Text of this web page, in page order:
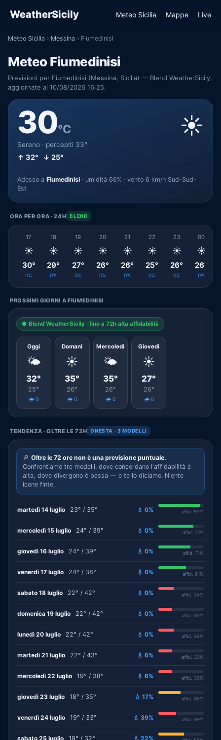
WeatherSicily Meteo Sicilia Mappe Live
Meteo Sicilia › Messina › Fiumedinisi
Meteo Fiumedinisi
Previsioni per Fiumedinisi (Messina, Sicilia) — Blend WeatherSicily,
aggiornate al 10/08/2026 16:25.
30°C
Sereno · percepiti 33°
↑ 32° ↓ 25°
☀️
Adesso a Fiumedinisi · umidità 66% · vento 6 km/h Sud-Sud-
Est
ORA PER ORA · 24H BLEND
17
☀️
30°
0%
18
☀️
29°
0%
19
☀️
27°
0%
20
☀️
26°
0%
21
☀️
26°
0%
22
☀️
25°
0%
23
☀️
26°
0%
00
☀️
26°
0%
PROSSIMI GIORNI A FIUMEDINISI
● Blend WeatherSicily · fino a 72h alta affidabilità
Oggi
🌤️
32°
25°
🌧️ 0
Domani
☀️
35°
26°
🌧️ 0
Mercoledì
🌤️
35°
26°
🌧️ 0
Giovedì
☀️
27°
26°
🌧️ 0
TENDENZA · OLTRE LE 72H ONESTA · 3 MODELLI
🔎 Oltre le 72 ore non è una previsione puntuale.
Confrontiamo tre modelli: dove concordano l'affidabilità è
alta, dove divergono è bassa — e te lo diciamo. Niente
icone finte.
martedì 14 luglio 23° / 35° 💧 0% affid. 92%
mercoledì 15 luglio 24° / 39° 💧 0% affid. 77%
giovedì 16 luglio 24° / 39° 💧 0% affid. 71%
venerdì 17 luglio 24° / 38° 💧 0% affid. 61%
sabato 18 luglio 22° / 42° 💧 0% affid. 34%
domenica 19 luglio 22° / 42° 💧 0% affid. 30%
lunedì 20 luglio 22° / 42° 💧 0% affid. 34%
martedì 21 luglio 22° / 43° 💧 6% affid. 30%
mercoledì 22 luglio 19° / 38° 💧 6% affid. 30%
giovedì 23 luglio 18° / 35° 💧 17% affid. 49%
venerdì 24 luglio 19° / 33° 💧 39% affid. 39%
sabato 25 luglio 19° / 32° 💧 22%